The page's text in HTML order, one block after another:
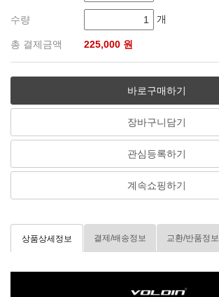
수량 개
총 결제금액 225,000 원
바로구매하기
장바구니담기
관심등록하기
계속쇼핑하기
상품상세정보 결제/배송정보 교환/반품정보